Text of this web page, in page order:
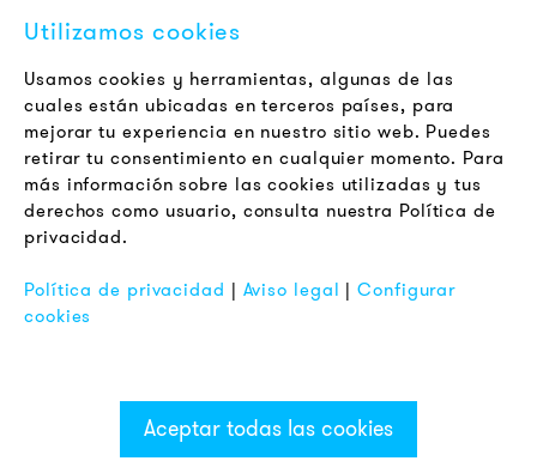
Jobs
Boletín
LEGAL
Terminos y Condiciones Generales
Aviso de Privacidad
Pie de Imprenta
Utilizamos cookies
Usamos cookies y herramientas, algunas de las
cuales están ubicadas en terceros países, para
mejorar tu experiencia en nuestro sitio web. Puedes
retirar tu consentimiento en cualquier momento. Para
más información sobre las cookies utilizadas y tus
derechos como usuario, consulta nuestra Política de
privacidad.
Política de privacidad | Aviso legal |Configurar
cookies
Aceptar todas las cookies